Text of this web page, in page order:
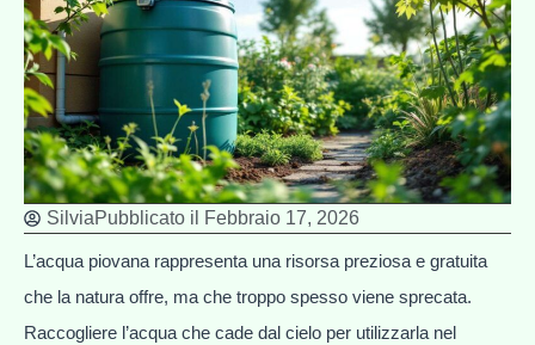
SilviaPubblicato il Febbraio 17, 2026
L’acqua piovana rappresenta una risorsa preziosa e gratuita
che la natura offre, ma che troppo spesso viene sprecata.
Raccogliere l’acqua che cade dal cielo per utilizzarla nel